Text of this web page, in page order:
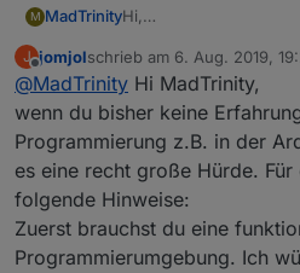
M MadTrinityHi,
Wasserzähler
Thread gelesen habe
ESP32-CAM WiFi
Ausser auf einem
Adapter zu flashen
Kannst du mir mal für
was ich machen muss
meinen Wasserzähler
Vielen Dank vorab
Gruss
J
Offline
jomjolschrieb am 6. Aug. 2019,
zuletzt editiert von
@MadTrinity Hi MadTrinity,
wenn du bisher keine
Programmierung z.B. in der
es eine recht große Hürde.
folgende Hinweise:
Zuerst brauchst du eine
Programmierumgebung. Ich